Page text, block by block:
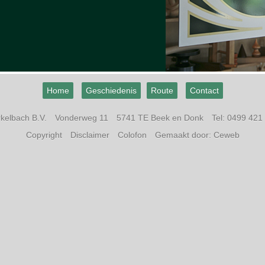
Home Geschiedenis Route Contact
B.V. Vonderweg 11 5741 TE Beek en Donk Tel: 0499 421
Copyright
Disclaimer Colofon Gemaakt door: Ceweb